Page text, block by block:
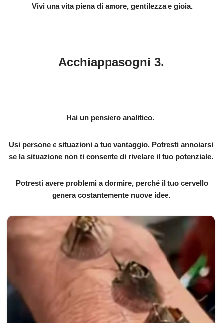
Vivi una vita piena di amore, gentilezza e gioia.
Acchiappasogni 3.
Hai un pensiero analitico.
Usi persone e situazioni a tuo vantaggio. Potresti annoiarsi
se la situazione non ti consente di rivelare il tuo potenziale.
Potresti avere problemi a dormire, perché il tuo cervello
genera costantemente nuove idee.